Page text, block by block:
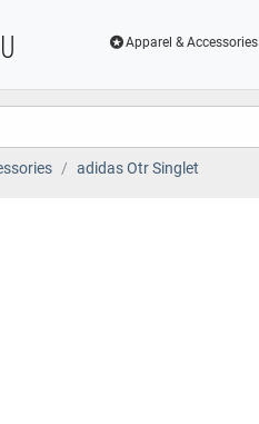
Apparel & Accessories
adidas Otr Singlet